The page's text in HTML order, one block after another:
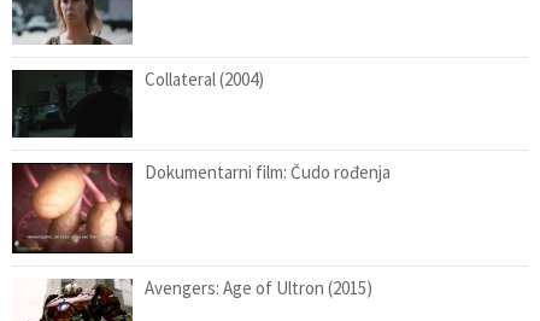
Collateral (2004)
Dokumentarni film: Čudo rođenja
Avengers: Age of Ultron (2015)